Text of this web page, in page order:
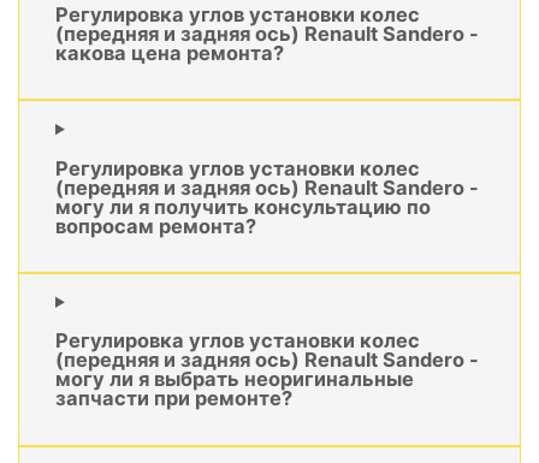
Регулировка углов установки колес
(передняя и задняя ось) Renault Sandero -
какова цена ремонта?
Регулировка углов установки колес
(передняя и задняя ось) Renault Sandero -
могу ли я получить консультацию по
вопросам ремонта?
Регулировка углов установки колес
(передняя и задняя ось) Renault Sandero -
могу ли я выбрать неоригинальные
запчасти при ремонте?